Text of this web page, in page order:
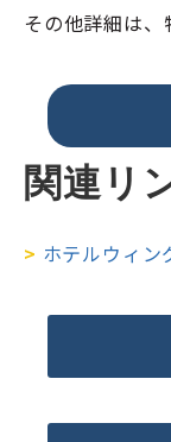
その他詳細は、
関連リ
> ホテルウィン